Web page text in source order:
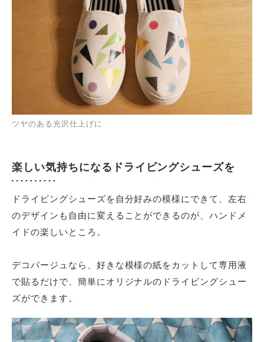
ツヤのある光沢仕上げに
楽しい気持ちになるドライビングシューズを
ドライビングシューズを自分好みの模様にできて、左右
のデザインも自由に変えることができるのが、ハンドメ
イドの楽しいところ。
デコパージュなら、好きな模様の紙をカットして専用液
で貼るだけで、簡単にオリジナルのドライビングシュー
ズができます。